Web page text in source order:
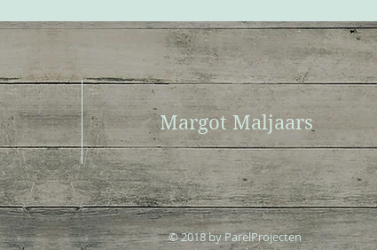
© 2018 by ParelProjecten
Margot Maljaars